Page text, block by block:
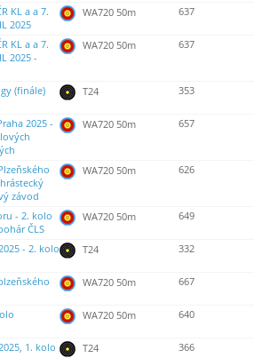
KL a a 7.
2025
WA720 50m 637
KL a a 7.
2025 -
WA720 50m 637
(finále) T24 353
2025 -
WA720 50m 657
závod
WA720 50m 626
- 2. kolo
ČLS
WA720 50m 649
- 2. kolo
T24 332
WA720 50m 667
WA720 50m 640
1. kolo
T24 366